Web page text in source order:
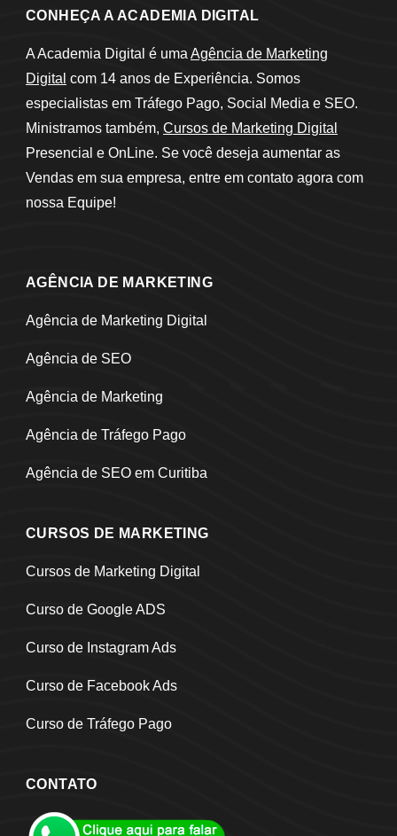
CONHEÇA A ACADEMIA DIGITAL
A Academia Digital é umaAgência de Marketing
Digital com 14 anos de Experiência. Somos
especialistas em Tráfego Pago, Social Media e SEO.
Ministramos também, Cursos de Marketing Digital
Presencial e OnLine. Se você deseja aumentar as
Vendas em sua empresa, entre em contato agora com
nossa Equipe!
AGÊNCIA DE MARKETING
Agência de Marketing Digital
Agência de SEO
Agência de Marketing
Agência de Tráfego Pago
Agência de SEO em Curitiba
CURSOS DE MARKETING
Cursos de Marketing Digital
Curso de Google ADS
Curso de Instagram Ads
Curso de Facebook Ads
Curso de Tráfego Pago
CONTATO